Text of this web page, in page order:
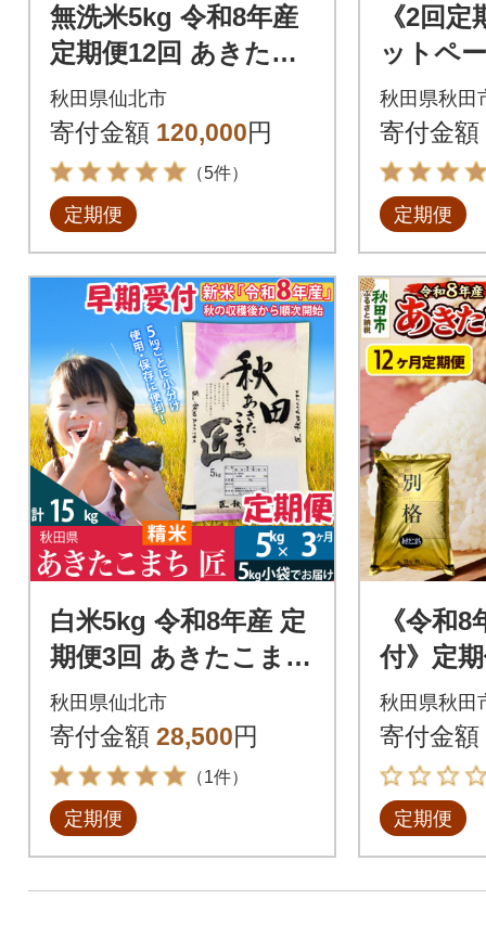
無洗米5kg 令和8年産
定期便12回 あきたこ
まち 5kg 匠|02_snk-0
30312
秋田県仙北市
寄付金額 120,000円
（5件）
定期便
《2回
ットペ
ち 24個
c-
秋田県秋田
寄付金額
定期便
白米5kg 令和8年産 定
期便3回 あきたこまち
5kg 匠|02_snk-01030
3
秋田県仙北市
寄付金額 28,500円
（1件）
定期便
《令和
付》定
きたこ
米
秋田県秋田
寄付金額
定期便